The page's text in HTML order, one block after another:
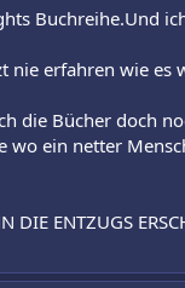
Buchreihe.Und
nie erfahren wie es
die Bücher doch
ein netter
DIE ENTZUGS